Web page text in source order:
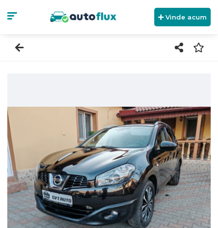
Vinde acum